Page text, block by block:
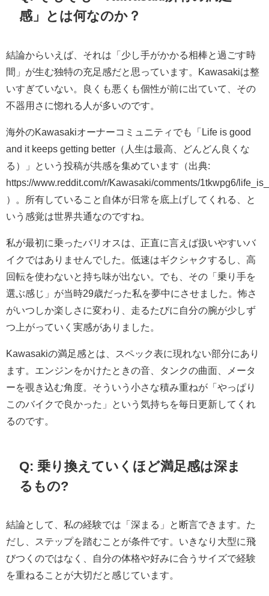
感」とは何なのか？
結論からいえば、それは「少し手がかかる相棒と過ごす時
間」が生む独特の充足感だと思っています。Kawasakiは整
いすぎていない。良くも悪くも個性が前に出ていて、その
不器用さに惚れる人が多いのです。
海外のKawasakiオーナーコミュニティでも「Life is good
and it keeps getting better（人生は最高、どんどん良くな
る）」という投稿が共感を集めています（出典:
https://www.reddit.com/r/Kawasaki/comments/1tkwpg6/
）。所有していること自体が日常を底上げしてくれる、と
いう感覚は世界共通なのですね。
私が最初に乗ったバリオスは、正直に言えば扱いやすいバ
イクではありませんでした。低速はギクシャクするし、高
回転を使わないと持ち味が出ない。でも、その「乗り手を
選ぶ感じ」が当時29歳だった私を夢中にさせました。怖さ
がいつしか楽しさに変わり、走るたびに自分の腕が少しず
つ上がっていく実感がありました。
Kawasakiの満足感とは、スペック表に現れない部分にあり
ます。エンジンをかけたときの音、タンクの曲面、メータ
ーを覗き込む角度。そういう小さな積み重ねが「やっぱり
このバイクで良かった」という気持ちを毎日更新してくれ
るのです。
Q: 乗り換えていくほど満足感は深ま
るもの?
結論として、私の経験では「深まる」と断言できます。た
だし、ステップを踏むことが条件です。いきなり大型に飛
びつくのではなく、自分の体格や好みに合うサイズで経験
を重ねることが大切だと感じています。